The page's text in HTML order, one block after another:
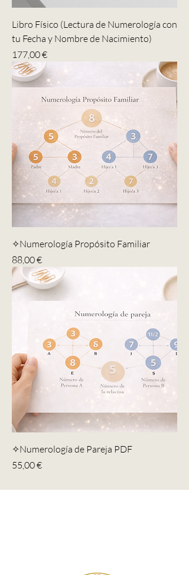
Libro Físico (Lectura de Numerología con
tu Fecha y Nombre de Nacimiento)
Precio
177,00 €
✧Numerología Propósito Familiar
Precio
88,00 €
✧Numerología de Pareja PDF
Precio
55,00 €